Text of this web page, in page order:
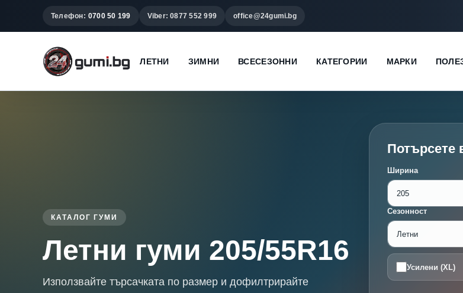
Телефон: 0700 50 199 Viber: 0877 552 999 office@24gumi.bg
ЛЕТНИ ЗИМНИ ВСЕСЕЗОННИ КАТЕГОРИИ МАРКИ
КАТАЛОГ ГУМИ
Летни гуми 205/55R16
Използвайте търсачката по размер и дофилтрирайте
Потърсете
Ширина
Сезонност
Усилени (XL)